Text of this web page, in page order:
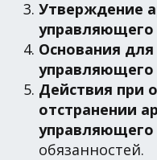
Утверждение
управляющего
Основания
управляющего
Действия при
отстранении
управляющего
обязанностей.